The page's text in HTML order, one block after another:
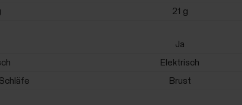
21 g
Ja
Elektrisch
Brust